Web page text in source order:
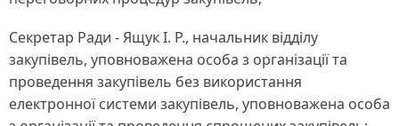
Секретар Ради - Ящук І. Р., начальник відділу
закупівель, уповноважена особа з організації та
проведення закупівель без використання
електронної системи закупівель, уповноважена особа